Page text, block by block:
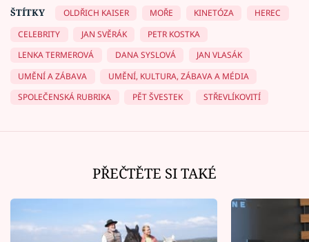
ŠTÍTKY
OLDŘICH KAISER MOŘE KINETÓZA
HEREC
CELEBRITY
JAN SVĚRÁK
PETR KOSTKA
LENKA TERMEROVÁ
DANA SYSLOVÁ
JAN VLASÁK
UMĚNÍ A ZÁBAVA
UMĚNÍ, KULTURA, ZÁBAVA A MÉDIA
SPOLEČENSKÁ RUBRIKA
PĚT ŠVESTEK STŘEVLÍKOVITÍ
PŘEČTĚTE SI TAKÉ